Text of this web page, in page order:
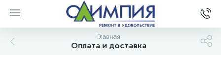
Главная
Оплата и доставка